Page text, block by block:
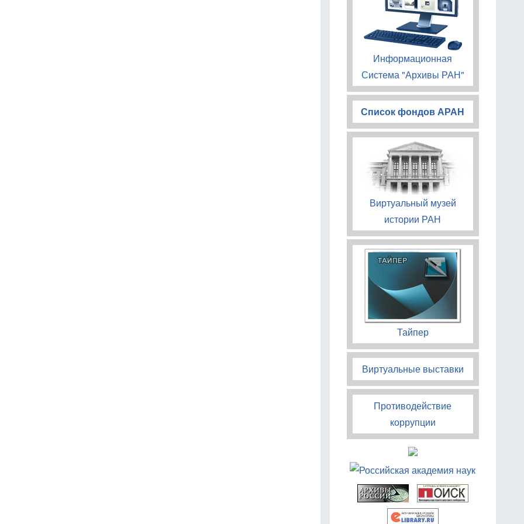
Информационная
Система "Архивы РАН"
Список фондов АРАН
Виртуальный музей
истории РАН
Тайпер
Виртуальные выставки
Противодействие
коррупции